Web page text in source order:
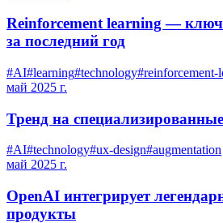
Reinforcement learning —
за последний год
#AI#learning#technology#reinforcement-
май 2025 г.
Тренд на
#AI#technology#ux-design#augmentation
май 2025 г.
OpenAI интегрирует
продукты